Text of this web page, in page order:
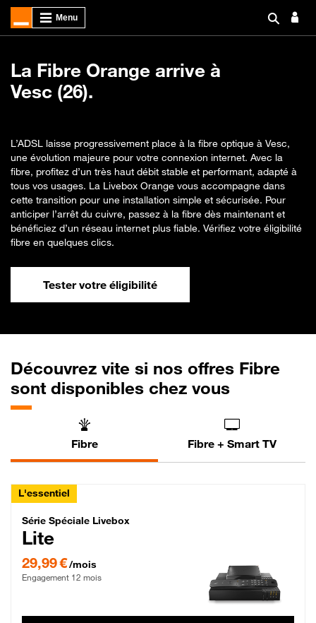
La Fibre Orange arrive à
Vesc (26).
L’ADSL laisse progressivement place à la fibre optique à Vesc,
une évolution majeure pour votre connexion internet. Avec la
fibre, profitez d’un très haut débit stable et performant, adapté à
tous vos usages. La Livebox Orange vous accompagne dans
cette transition pour une installation simple et sécurisée. Pour
anticiper l’arrêt du cuivre, passez à la fibre dès maintenant et
bénéficiez d’un réseau internet plus fiable. Vérifiez votre éligibilité
fibre en quelques clics.
Tester votre éligibilité
Découvrez vite si nos offres Fibre
sont disponibles chez vous
Fibre Fibre + Smart TV
L'essentiel
Série Spéciale Livebox Lite Fibre
Série Spéciale Livebox
Lite
29,99 €/mois
Engagement 12 mois